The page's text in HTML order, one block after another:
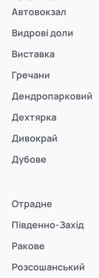
Автовокзал
Видрові доли
Виставка
Гречани
Дендропарковий
Дехтярка
Дивокрай
Дубове
Отрадне
Південно-Захід
Ракове
Розсошанський